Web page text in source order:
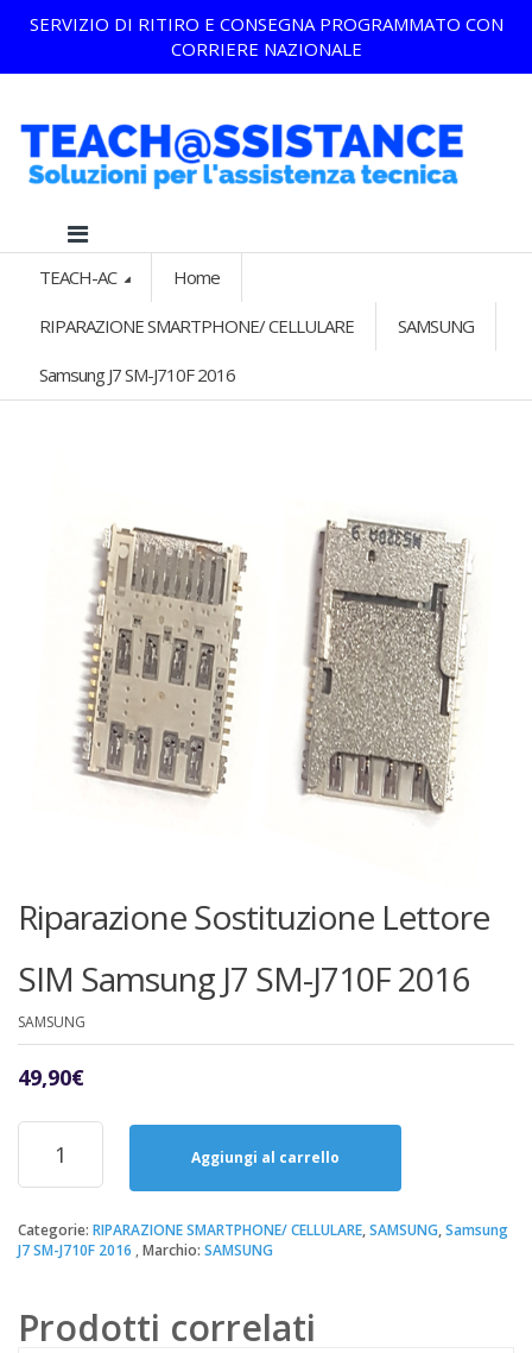
SERVIZIO DI RITIRO E CONSEGNA PROGRAMMATO CON
CORRIERE NAZIONALE
TEACH-AC Home
RIPARAZIONE SMARTPHONE/ CELLULARE SAMSUNG
Samsung J7 SM-J710F 2016
Riparazione Sostituzione Lettore
SIM Samsung J7 SM-J710F 2016
SAMSUNG
49,90€
Riparazione
Sostituzione
Lettore
Samsung
J7
2016
Aggiungi al carrello
Categorie: RIPARAZIONE SMARTPHONE/ CELLULARE,SAMSUNG,Samsung
J7 SM-J710F 2016 Marchio: SAMSUNG
Prodotti correlati